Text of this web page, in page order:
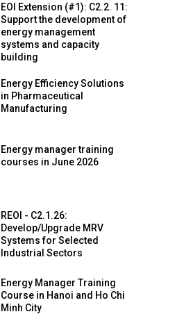
EOI Extension (#1): C2.2. 11:
Support the development of
energy management
systems and capacity
building
Energy Efficiency Solutions
in Pharmaceutical
Manufacturing
Energy manager training
courses in June 2026
REOI - C2.1.26:
Develop/Upgrade MRV
Systems for Selected
Industrial Sectors
Energy Manager Training
Course in Hanoi and Ho Chi
Minh City